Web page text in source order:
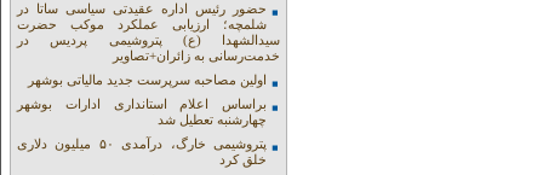
حضور رئیس اداره عقیدتی سیاسی ساتا در
شلمچه؛ ارزیابی عملکرد موکب حضرت
سیدالشهدا (ع) پتروشیمی پردیس در
خدمت‌رسانی به زائران+تصاویر
اولین مصاحبه سرپرست جدید مالیاتی بوشهر
براساس اعلام استانداری ادارات بوشهر
چهارشنبه تعطیل شد
پتروشیمی خارگ، درآمدی ۵۰ میلیون دلاری
خلق کرد